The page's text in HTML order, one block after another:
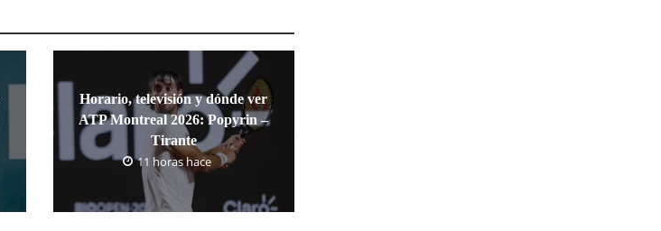
Horario, televisión y dónde ver
ATP Montreal 2026: Popyrin –
Tirante
11 horas hace